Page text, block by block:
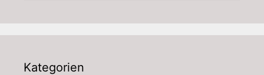
Kategorien